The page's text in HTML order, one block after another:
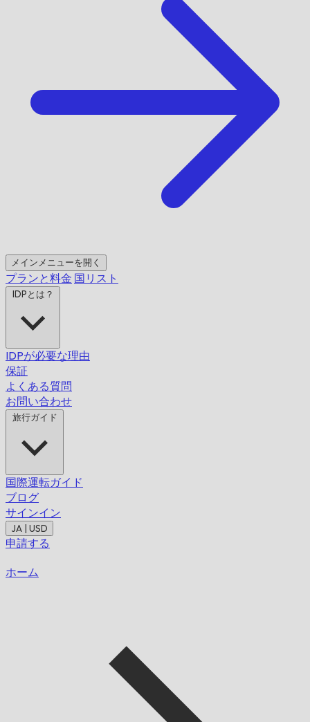
メインメニューを開く
プランと料金 国リスト
IDPとは？
IDPが必要な理由
保証
よくある質問
お問い合わせ
旅行ガイド
国際運転ガイド
ブログ
サインイン
JA | USD
申請する
ホーム